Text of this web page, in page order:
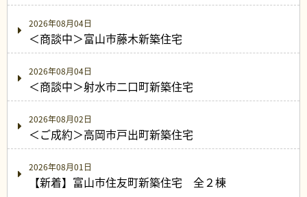
2026年08月04日
＜商談中＞富山市藤木新築住宅
2026年08月04日
＜商談中＞射水市二口町新築住宅
2026年08月02日
＜ご成約＞高岡市戸出町新築住宅
2026年08月01日
【新着】富山市住友町新築住宅 全２棟